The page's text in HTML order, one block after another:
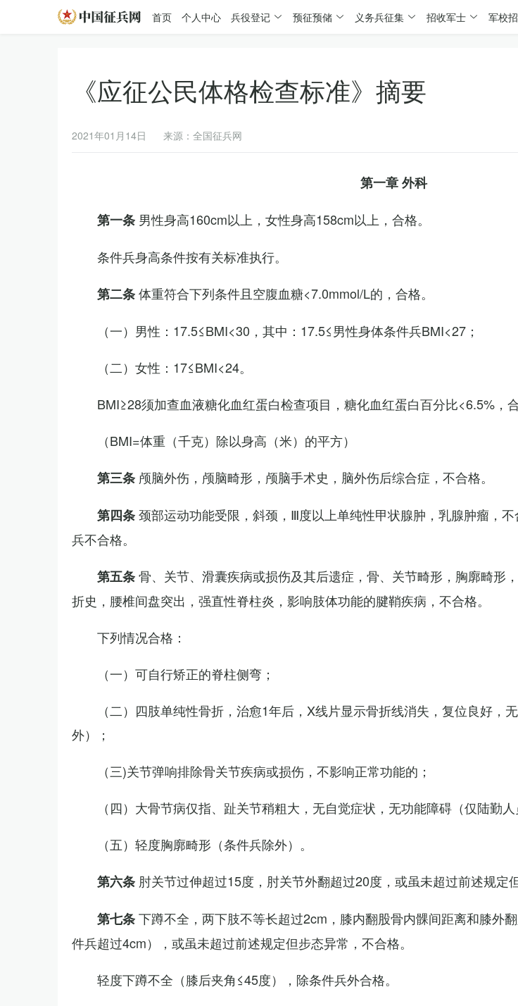
首页 个人中心 兵役登记 预征预储 义务兵征集 招收军士 军校
《应征公民体格检查标准》摘要
2021年01月14日 来源：全国征兵网
第一章 外科
第一条 男性身高160cm以上，女性身高158cm以上，合格。
条件兵身高条件按有关标准执行。
第二条体重符合下列条件且空腹血糖<7.0mmol/L的，合格。
（一）男性：17.5≤BMI<30，其中：17.5≤男性身体条件兵BMI<27；
（二）女性：17≤BMI<24。
BMI≥28须加查血液糖化血红蛋白检查项目，糖化血红蛋白百分比<6.5%，合
（BMI=体重（千克）除以身高（米）的平方）
第三条 颅脑外伤，颅脑畸形，颅脑手术史，脑外伤后综合症，不合格。
第四条颈部运动功能受限，斜颈，Ⅲ度以上单纯性甲状腺肿，乳腺肿瘤，
兵不合格。
第五条骨、关节、滑囊疾病或损伤及其后遗症，骨、关节畸形，胸廓畸形
折史，腰椎间盘突出，强直性脊柱炎，影响肢体功能的腱鞘疾病，不合格。
下列情况合格：
（一）可自行矫正的脊柱侧弯；
（二）四肢单纯性骨折，治愈1年后，X线片显示骨折线消失，复位良好，
外）；
（三)关节弹响排除骨关节疾病或损伤，不影响正常功能的；
（四）大骨节病仅指、趾关节稍粗大，无自觉症状，无功能障碍（仅陆勤人
（五）轻度胸廓畸形（条件兵除外）。
第六条 肘关节过伸超过15度，肘关节外翻超过20度，或虽未超过前述规定
第七条下蹲不全，两下肢不等长超过2cm，膝内翻股骨内髁间距离和膝外
件兵超过4cm），或虽未超过前述规定但步态异常，不合格。
轻度下蹲不全（膝后夹角≤45度），除条件兵外合格。